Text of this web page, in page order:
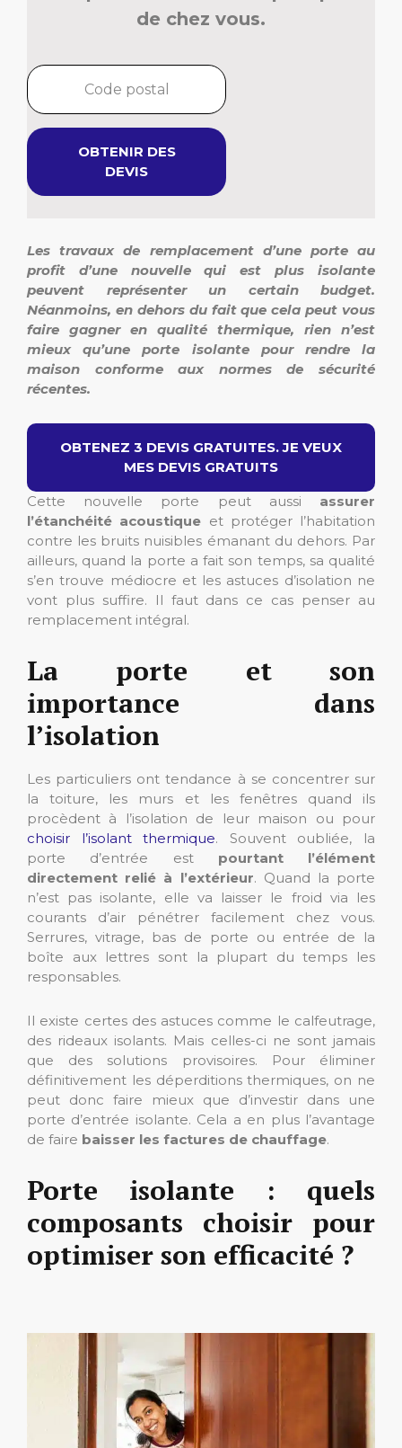
de chez vous.
OBTENIR DES
DEVIS
Les travaux de remplacement d’une porte au
profit d’une nouvelle qui est plus isolante
peuvent représenter un certain budget.
Néanmoins, en dehors du fait que cela peut vous
faire gagner en qualité thermique, rien n’est
mieux qu’une porte isolante pour rendre la
maison conforme aux normes de sécurité
récentes.
OBTENEZ 3 DEVIS GRATUITES. JE VEUX
MES DEVIS GRATUITS
Cette nouvelle porte peut aussi assurer
l’étanchéité acoustique et protéger l’habitation
contre les bruits nuisibles émanant du dehors. Par
ailleurs, quand la porte a fait son temps, sa qualité
s’en trouve médiocre et les astuces d’isolation ne
vont plus suffire. Il faut dans ce cas penser au
remplacement intégral.
La porte et son
importance dans
l’isolation
Les particuliers ont tendance à se concentrer sur
la toiture, les murs et les fenêtres quand ils
procèdent à l’isolation de leur maison ou pour
choisir l’isolant thermique. Souvent oubliée, la
porte d’entrée est pourtant l’élément
directement relié à l’extérieur. Quand la porte
n’est pas isolante, elle va laisser le froid via les
courants d’air pénétrer facilement chez vous.
Serrures, vitrage, bas de porte ou entrée de la
boîte aux lettres sont la plupart du temps les
responsables.
Il existe certes des astuces comme le calfeutrage,
des rideaux isolants. Mais celles-ci ne sont jamais
que des solutions provisoires. Pour éliminer
définitivement les déperditions thermiques, on ne
peut donc faire mieux que d’investir dans une
porte d’entrée isolante. Cela a en plus l’avantage
de faire baisser les factures de chauffage.
Porte isolante : quels
composants choisir pour
optimiser son efficacité ?